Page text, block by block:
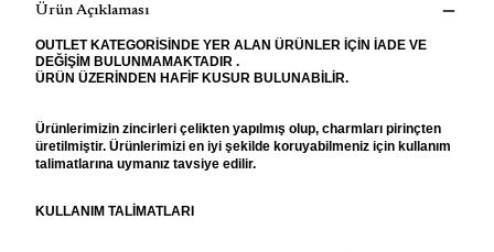
Ürün Açıklaması
OUTLET KATEGORİSİNDE YER ALAN ÜRÜNLER İÇİN İADE VE
DEĞİŞİM BULUNMAMAKTADIR .
ÜRÜN ÜZERİNDEN HAFİF KUSUR BULUNABİLİR.
Ürünlerimizin zincirleri çelikten yapılmış olup, charmları pirinçten
üretilmiştir. Ürünlerimizi en iyi şekilde koruyabilmeniz için kullanım
talimatlarına uymanız tavsiye edilir.
KULLANIM TALİMATLARI